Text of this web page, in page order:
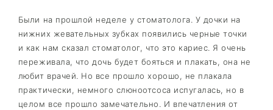
Были на прошлой неделе у стоматолога. У дочки на
нижних жевательных зубках появились черные точки
и как нам сказал стоматолог, что это кариес. Я очень
переживала, что дочь будет бояться и плакать, она не
любит врачей. Но все прошло хорошо, не плакала
практически, немного слюноотсоса испугалась, но в
целом все прошло замечательно. И впечатления от